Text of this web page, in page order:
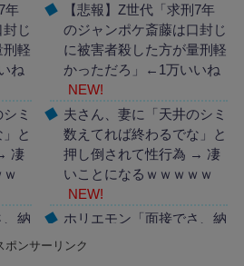
年
じ
刑軽
ね
ミ
と
凄
、納
っ
【悲報】Z世代「求刑7年
のジャンポケ斎藤は口封じ
に被害者殺した方が量刑軽
かっただろ」←1万いいね
NEW!
夫さん、妻に「天井のシミ
数えてれば終わるでな」と
押し倒されて性行為 → 凄
いことになるｗｗｗｗｗ
NEW!
ホリエモン「面接でさ、納
豆パックの薄いフィルムっ
ポンサーリンク